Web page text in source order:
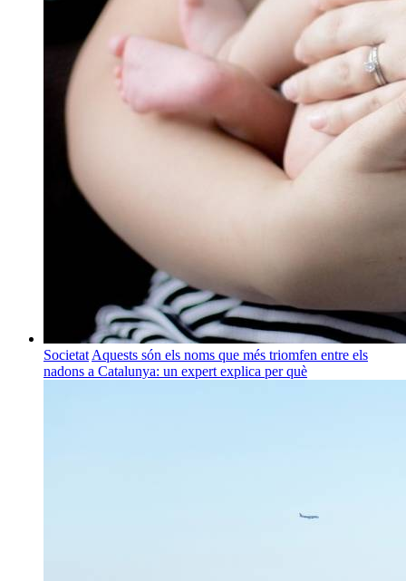
Societat Aquests són els noms que més triomfen entre els
nadons a Catalunya: un expert explica per què